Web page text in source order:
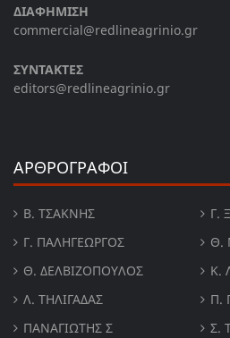
ΔΙΑΦΗΜΙΣΗ
commercial@redlineagrinio.gr
ΣΥΝΤΑΚΤΕΣ
editors@redlineagrinio.gr
ΑΡΘΡΟΓΡΑΦΟΙ
Β. ΤΣΆΚΝΗΣ
Γ.
Γ. ΠΑΛΗΓΕΏΡΓΟΣ
Θ.
Θ. ΔΕΛΒΙΖΌΠΟΥΛΟΣ
Κ.
Λ. ΤΗΛΙΓΑΔΑΣ
Π.
ΠΑΝΑΓΙΏΤΗΣ Σ
Σ.